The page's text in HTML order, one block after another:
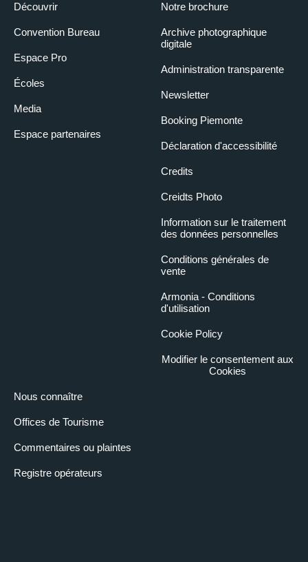
Découvrir
Convention Bureau
Espace Pro
Écoles
Media
Espace partenaires
Nous connaître
Offices de Tourisme
Commentaires ou plaintes
Registre opérateurs
Notre brochure
Archive photographique
digitale
Administration transparente
Newsletter
Booking Piemonte
Déclaration d'accessibilité
Credits
Creidts Photo
Information sur le traitement
des données personnelles
Conditions générales de
vente
Armonia - Conditions
d'utilisation
Cookie Policy
Modifier le consentement aux
Cookies